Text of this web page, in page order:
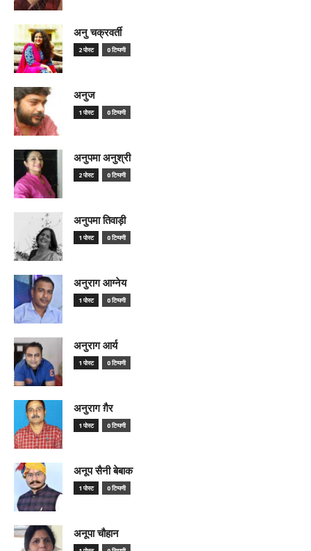
अनु चक्रवर्ती
2 पोस्ट 0 टिप्पणी
अनुज
1 पोस्ट 0 टिप्पणी
अनुपमा अनुश्री
2 पोस्ट 0 टिप्पणी
अनुपमा तिवाड़ी
1 पोस्ट 0 टिप्पणी
अनुराग आग्नेय
1 पोस्ट 0 टिप्पणी
अनुराग आर्य
1 पोस्ट 0 टिप्पणी
अनुराग ग़ैर
1 पोस्ट 0 टिप्पणी
अनूप सैनी बेबाक
1 पोस्ट 0 टिप्पणी
अनूपा चौहान